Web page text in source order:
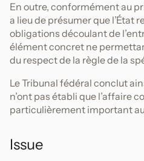
En outre, conformément au
a lieu de présumer que l’État
obligations découlant de
élément concret ne
du respect de la règle de la
Le Tribunal fédéral conclut
n’ont pas établi que l’affaire
particulièrement important au
Issue